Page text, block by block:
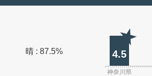
晴 : 87.5% 4.5
神奈川県